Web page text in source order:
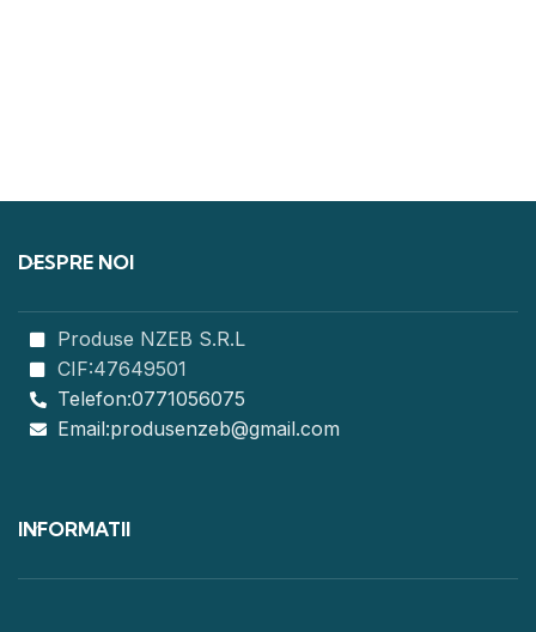
DESPRE NOI
Produse NZEB S.R.L
CIF:47649501
Telefon:0771056075
Email:produsenzeb@gmail.com
INFORMATII